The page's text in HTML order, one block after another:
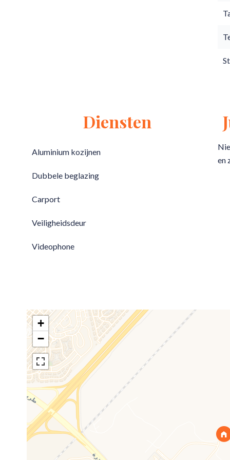
Diensten
Aluminium kozijnen
Dubbele beglazing
Carport
Veiligheidsdeur
Videophone
en
+
−